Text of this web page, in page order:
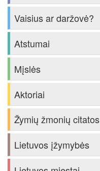
Vaisius ar daržovė?
Atstumai
Mįslės
Aktoriai
Žymių žmonių citatos
Lietuvos įžymybės